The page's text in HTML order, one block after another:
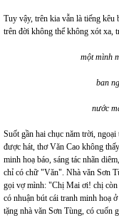
Tuy vậy, trên kia vẫn là tiếng
trên đời không thể không xót xa,
một mình
ban
nước
Suốt gần hai chục năm trời,
được hát, thơ Văn Cao không
minh hoạ báo, sáng tác nhãn
chỉ có chữ "Văn". Nhà văn Sơn
gọi vợ mình: "Chị Mai ơi! chị còn
có nhuận bút cái tranh minh hoạ
tặng nhà văn Sơn Tùng, có cuốn